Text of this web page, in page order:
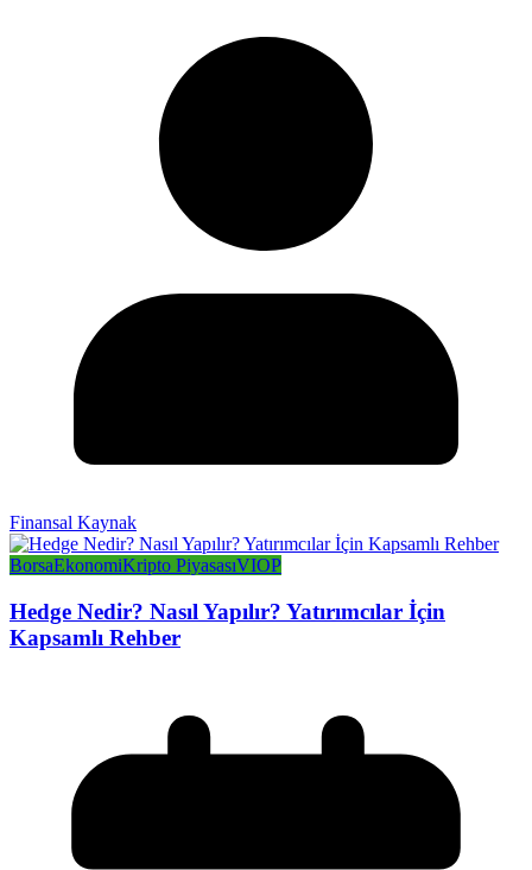
Finansal Kaynak
BorsaEkonomiKripto PiyasasıVIOP
Hedge Nedir? Nasıl Yapılır? Yatırımcılar İçin
Kapsamlı Rehber